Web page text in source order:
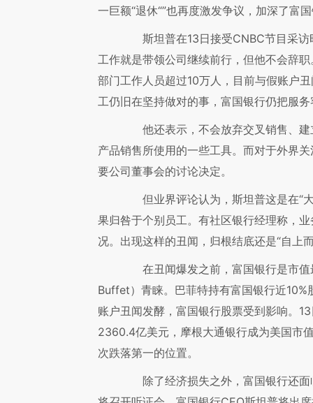
一巨额“退休“”也再度激发争议，加深了富
斯坦普在13日接受CNBC节目采访
工作就是带领公司继续前行，但他不会辞
部门工作人员超过10万人，目前与假账户
工仍旧在坚持做对的事，富国银行仍把服
他还表示，不会放弃交叉销售、建
产品销售所使用的一些工具。而对于外界
要公司董事会的讨论决定。
但业界评论认为，斯坦普这是在“大
果归咎于个别员工。有社区银行经理称，
况。出现这样的丑闻，归根结底还是“自上
在丑闻爆发之前，富国银行是市值
Buffet）青睐。巴菲特持有富国银行近
账户丑闻发酵，富国银行股票受到影响。
2360.4亿美元，摩根大通银行成为美国市
次跌落第一的位置。
除了经济损失之外，富国银行还面